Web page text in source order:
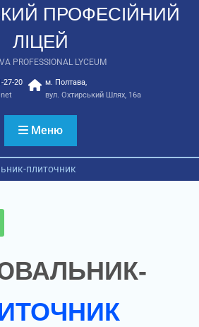
ПРОФЕСІЙНИЙ
ЛІЦЕЙ
PROFESSIONAL LYCEUM
27-20
м. Полтава,
вул. Охтирський Шлях, 16а
Меню
плиточник